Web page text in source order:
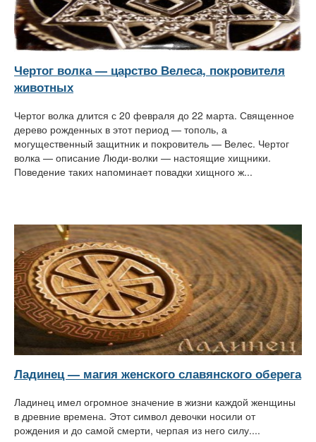
Чертог волка — царство Велеса, покровителя
животных
Чертог волка длится с 20 февраля до 22 марта. Священное
дерево рожденных в этот период — тополь, а
могущественный защитник и покровитель — Велес. Чертог
волка — описание Люди-волки — настоящие хищники.
Поведение таких напоминает повадки хищного ж...
Ладинец — магия женского славянского оберега
Ладинец имел огромное значение в жизни каждой женщины
в древние времена. Этот символ девочки носили от
рождения и до самой смерти, черпая из него силу....